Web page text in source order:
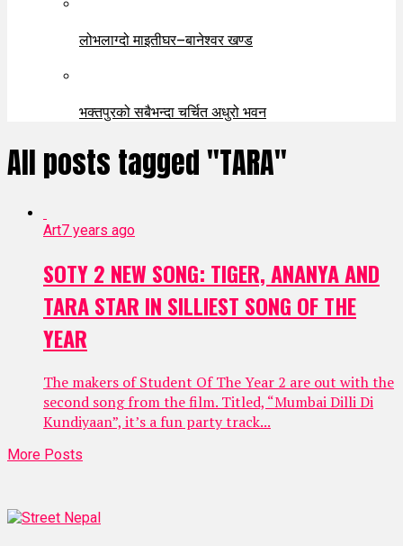
लोभलाग्दो माइतीघर–बानेश्वर खण्ड
भक्तपुरको सबैभन्दा चर्चित अधुरो भवन
All posts tagged "TARA"
Art7 years ago
SOTY 2 NEW SONG: TIGER, ANANYA AND
TARA STAR IN SILLIEST SONG OF THE
YEAR
The makers of Student Of The Year 2 are out with the
second song from the film. Titled, “Mumbai Dilli Di
Kundiyaan”, it’s a fun party track...
More Posts